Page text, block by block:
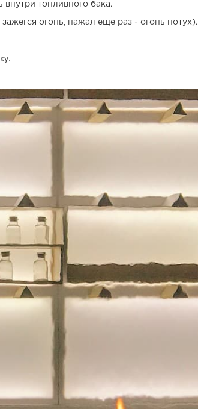
топливного бака.
огонь, нажал еще раз - огонь потух).